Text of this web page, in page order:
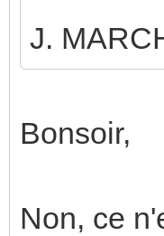
J.
Bonsoir,
Non, ce